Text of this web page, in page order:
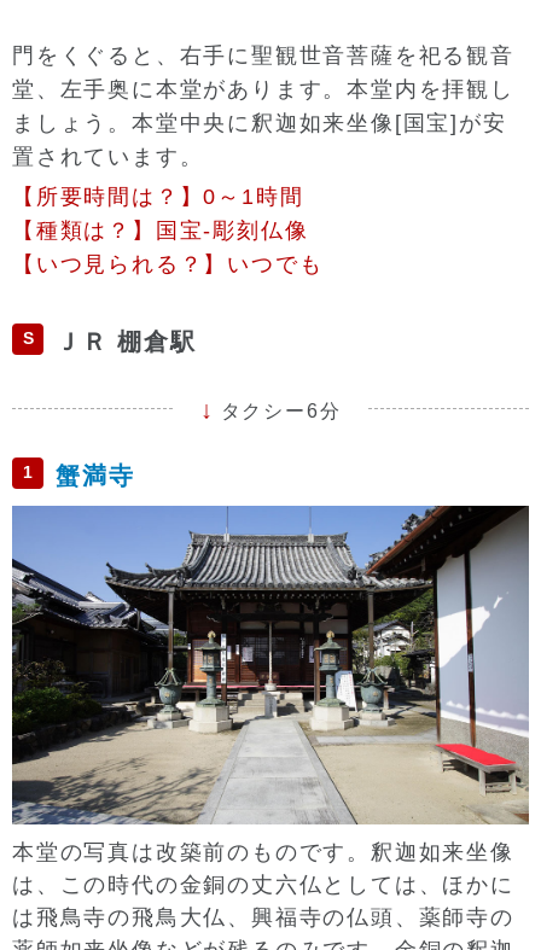
門をくぐると、右手に聖観世音菩薩を祀る観音
堂、左手奥に本堂があります。本堂内を拝観し
ましょう。本堂中央に釈迦如来坐像[国宝]が安
置されています。
【所要時間は？】0～1時間
【種類は？】国宝-彫刻仏像
【いつ見られる？】いつでも
S ＪＲ 棚倉駅
タクシー6分
1 蟹満寺
本堂の写真は改築前のものです。釈迦如来坐像
は、この時代の金銅の丈六仏としては、ほかに
は飛鳥寺の飛鳥大仏、興福寺の仏頭、薬師寺の